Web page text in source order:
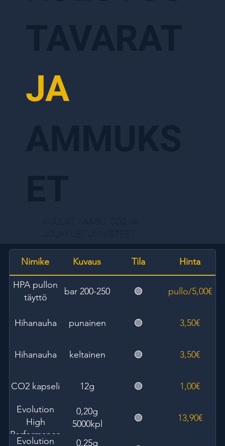
JA
Hinta
Tila
Kuvaus
Nimike
5,00€/pullo
🟢
200-250 bar
HPA pullon
täyttö
3,50€
🟢
punainen
Hihanauha
3,50€
🟢
keltainen
Hihanauha
1,00€
🟢
12g
CO2 kapseli
13,90€
🟢
0,20g
5000kpl
Evolution
High
Performance
0,25g
Evolution